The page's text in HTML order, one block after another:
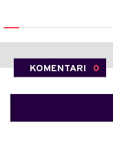
KOMENTARI 0